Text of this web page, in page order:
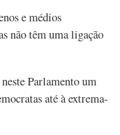
e médios
não têm uma ligação
Parlamento um
até à extrema-